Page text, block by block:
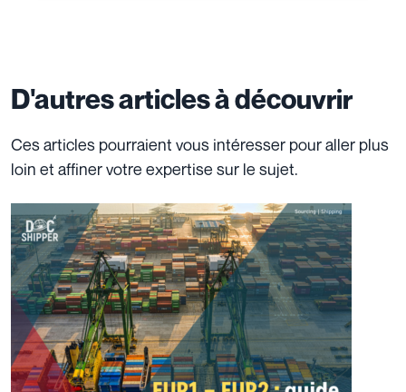
D'autres articles à découvrir
Ces articles pourraient vous intéresser pour aller plus
loin et affiner votre expertise sur le sujet.